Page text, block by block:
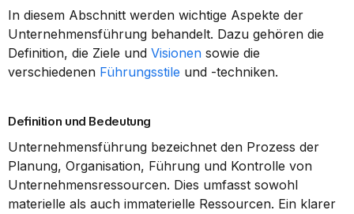
In diesem Abschnitt werden wichtige Aspekte der
Unternehmensführung behandelt. Dazu gehören die
Definition, die Ziele und Visionen sowie die
verschiedenen Führungsstile und -techniken.
Definition und Bedeutung
Unternehmensführung bezeichnet den Prozess der
Planung, Organisation, Führung und Kontrolle von
Unternehmensressourcen. Dies umfasst sowohl
materielle als auch immaterielle Ressourcen. Ein klarer